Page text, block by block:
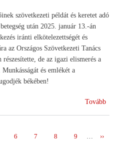
szövetkezeti példát és keretet adó
után 2025. január 13.-án
iránti elkötelezettségét és
az Országos Szövetkezeti Tanács
részesítette, de az igazi elismerés a
és emlékét a
békében!
Tovább
Page
6 Page
7 Page
8 Page
9
››